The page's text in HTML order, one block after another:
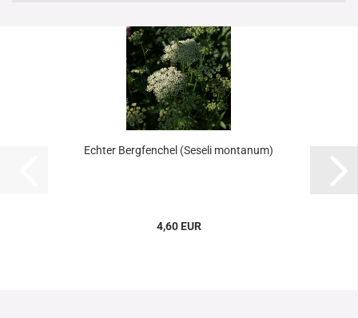
Echter Bergfenchel (Seseli montanum)
4,60 EUR